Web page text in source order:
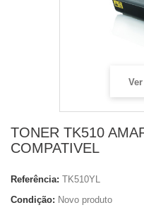
TONER TK510
COMPATIVEL
Referência: TK510YL
Condição: Novo produto